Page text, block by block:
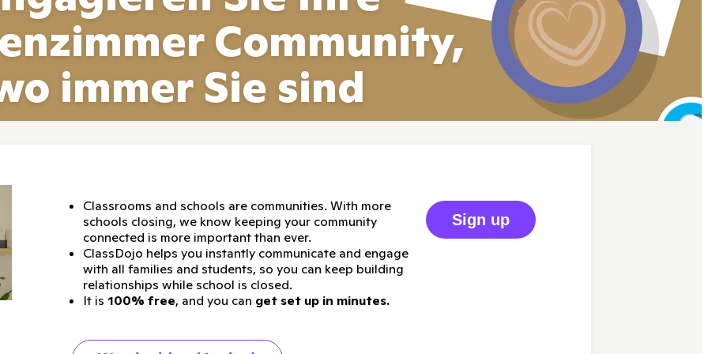
Community,
immer Sie sind
Classrooms and schools are communities. With more
schools closing, we know keeping your community
connected is more important than ever.
ClassDojo helps you instantly communicate and engage
with all families and students, so you can keep building
relationships while school is closed.
It is 100% free, and you can get set up in minutes.
Sign up